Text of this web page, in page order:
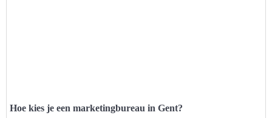
Hoe kies je een marketingbureau in Gent?